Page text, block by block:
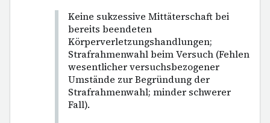
Keine sukzessive Mittäterschaft bei
bereits beendeten
Körperverletzungshandlungen;
Strafrahmenwahl beim Versuch (Fehlen
wesentlicher versuchsbezogener
Umstände zur Begründung der
Strafrahmenwahl; minder schwerer
Fall).